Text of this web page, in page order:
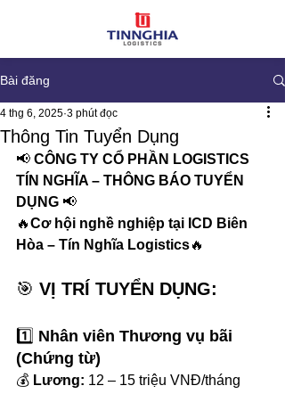
Bài đăng
Thông Tin Tuyển Dụng
4 thg 6, 2025 3 phút đọc
📢 CÔNG TY CỔ PHẦN LOGISTICS
TÍN NGHĨA – THÔNG BÁO TUYỂN
DỤNG 📢
🔥Cơ hội nghề nghiệp tại ICD Biên
Hòa – Tín Nghĩa Logistics🔥
🎯 VỊ TRÍ TUYỂN DỤNG:
1️⃣ Nhân viên Thương vụ bãi
(Chứng từ)
💰 Lương: 12 – 15 triệu VNĐ/tháng